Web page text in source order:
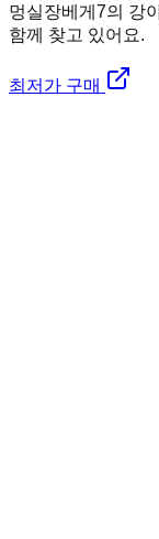
멍실장베게7의 강
함께 찾고 있어요.
최저가 구매